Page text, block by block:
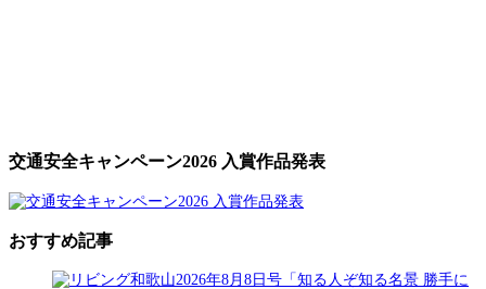
交通安全キャンペーン2026 入賞作品発表
おすすめ記事